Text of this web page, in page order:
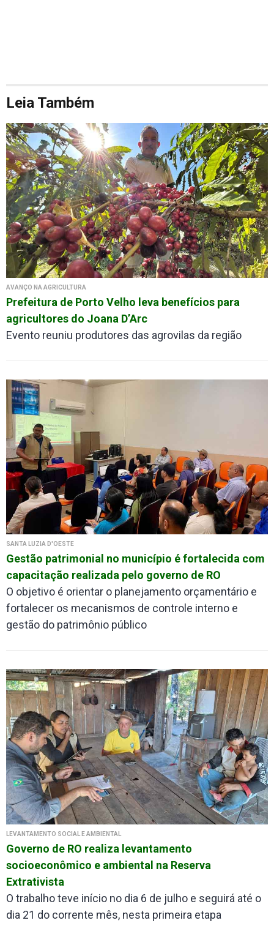
Leia Também
AVANÇO NA AGRICULTURA
Prefeitura de Porto Velho leva benefícios para
agricultores do Joana D’Arc
Evento reuniu produtores das agrovilas da região
SANTA LUZIA D'OESTE
Gestão patrimonial no município é fortalecida com
capacitação realizada pelo governo de RO
O objetivo é orientar o planejamento orçamentário e
fortalecer os mecanismos de controle interno e
gestão do patrimônio público
LEVANTAMENTO SOCIAL E AMBIENTAL
Governo de RO realiza levantamento
socioeconômico e ambiental na Reserva
Extrativista
O trabalho teve início no dia 6 de julho e seguirá até o
dia 21 do corrente mês, nesta primeira etapa